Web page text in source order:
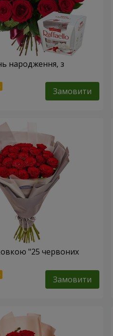
народження, з
Замовити
"25 червоних
Замовити